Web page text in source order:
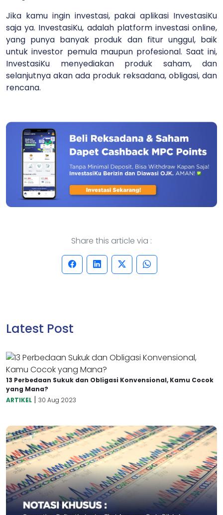
Jika kamu ingin investasi, pakai aplikasi InvestasiKu
saja ya. InvestasiKu, adalah platform investasi online,
yang punya banyak produk dan fitur unggul, baik
untuk investor pemula maupun profesional. Saat ini,
InvestasiKu menyediakan produk saham, dan
selanjutnya akan ada produk reksadana, obligasi, dan
rencana.
Share this article via :
Latest Post
13 Perbedaan Sukuk dan Obligasi Konvensional, Kamu Cocok
yang Mana?
ARTIKEL | 30 Aug 2023